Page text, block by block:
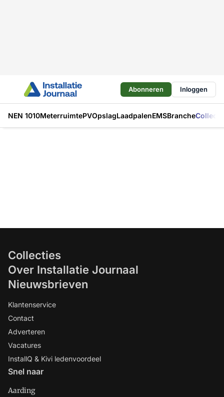
Abonneren Inloggen
NEN 1010MeterruimtePVOpslagLaadpalenEMSBranche
Collecties
Over Installatie Journaal
Nieuwsbrieven
Klantenservice
Contact
Adverteren
Vacatures
InstallQ & Kivi ledenvoordeel
Snel naar
Aarding